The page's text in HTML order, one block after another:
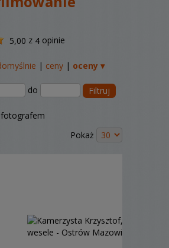
5,00 /z 4 opinie
| ceny | oceny ▾
do Filtruj
fotografem
Pokaż